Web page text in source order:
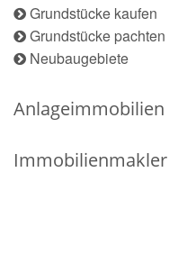
Grundstücke kaufen
Grundstücke pachten
Neubaugebiete
Anlageimmobilien
Immobilienmakler